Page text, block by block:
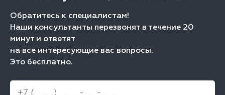
Обратитесь к специалистам!
Наши консультанты перезвонят в течение 20
минут и ответят
на все интересующие вас вопросы.
Это бесплатно.